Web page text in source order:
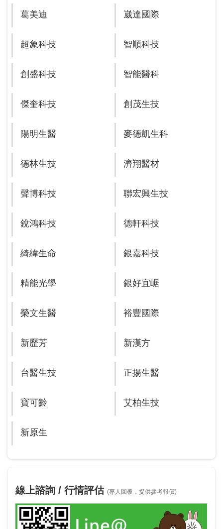
葛美迪 崴達國際
超象科技 智順科技
創盛科技 智能醫科
傑奎科技 創茂生技
陽明生醫 麥德凱生科
德林生技 濟翔醫材
聲博科技 聯宏興生技
銳鴻科技 德軒科技
綺緯生命 銀嘉科技
精能光學 銀好宜崌
榮文生醫 裕豐國際
新歷芳 新漢方
台醫生技 正揚生醫
寶可齡 艾柏生技
新原生
線上諮詢 / 行情評估 (專人回覆，提供參考報價)